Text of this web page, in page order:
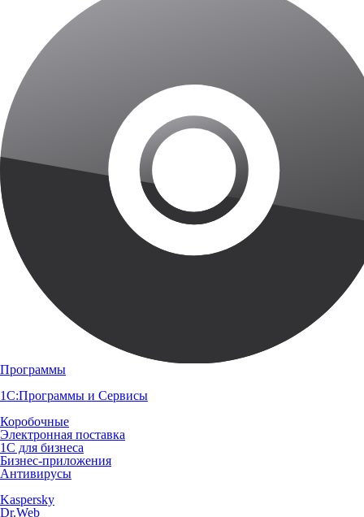
Программы
1С:Программы и Сервисы
Коробочные
Электронная поставка
1С для бизнеса
Бизнес-приложения
Антивирусы
Kaspersky
Dr.Web